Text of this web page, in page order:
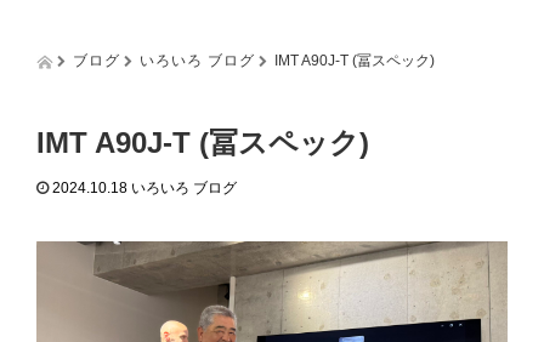
t
ブログ いろいろ ブログ IMT A90J-T (冨スペック)
IMT A90J-T (冨スペック)
2024.10.18 いろいろ ブログ